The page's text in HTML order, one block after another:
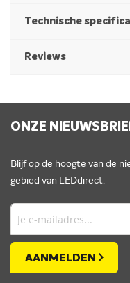
Technische
Reviews
ONZE
Blijf op de hoogte van de
gebied van LEDdirect.
AANMELDEN